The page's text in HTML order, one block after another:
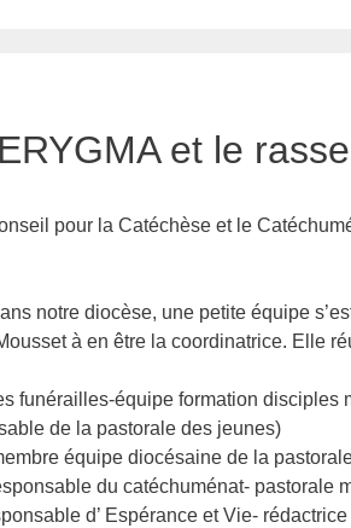
et le
pour la Catéchèse et le
notre diocèse, une petite équipe
à en être la coordinatrice. Elle
funérailles-équipe formation disciples
de la pastorale des jeunes)
équipe diocésaine de la
du catéchuménat- pastorale
d’ Espérance et Vie-